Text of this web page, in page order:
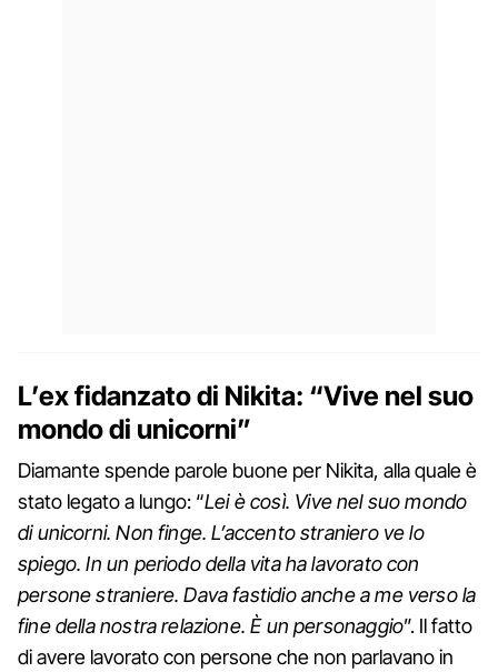
L’ex fidanzato di Nikita: “Vive nel suo
mondo di unicorni”
Diamante spende parole buone per Nikita, alla quale è
stato legato a lungo: “Lei è così. Vive nel suo mondo
di unicorni. Non finge. L’accento straniero ve lo
spiego. In un periodo della vita ha lavorato con
persone straniere. Dava fastidio anche a me verso la
fine della nostra relazione. È un personaggio”. Il fatto
di avere lavorato con persone che non parlavano in